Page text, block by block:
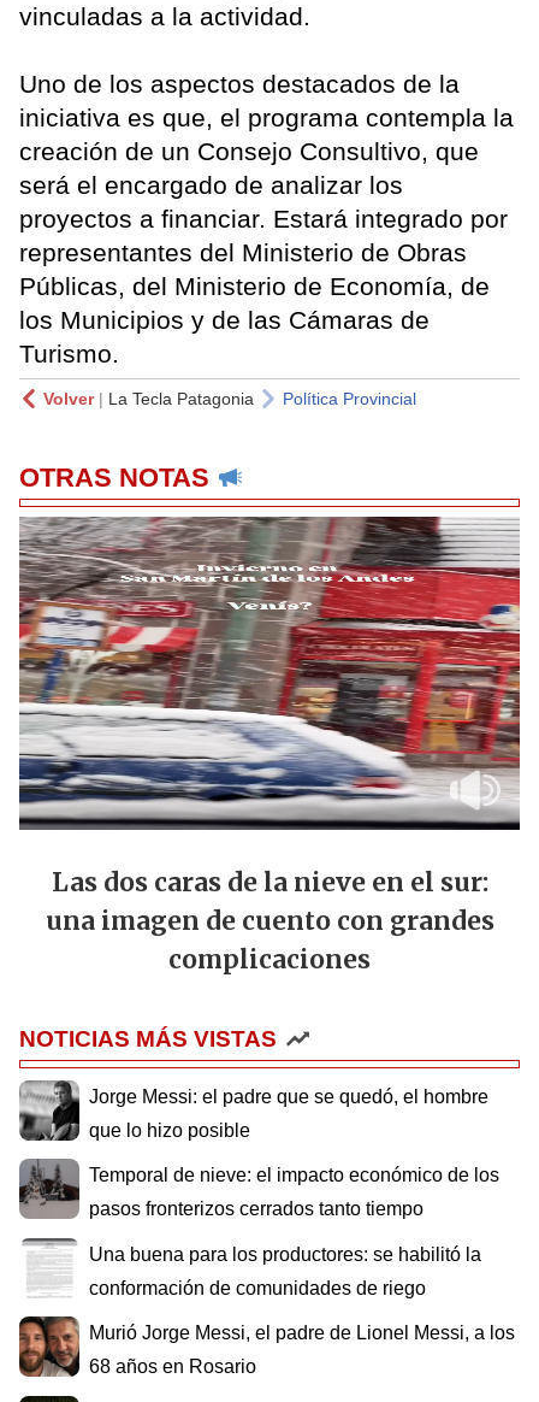
vinculadas a la actividad.
Uno de los aspectos destacados de la
iniciativa es que, el programa contempla la
creación de un Consejo Consultivo, que
será el encargado de analizar los
proyectos a financiar. Estará integrado por
representantes del Ministerio de Obras
Públicas, del Ministerio de Economía, de
los Municipios y de las Cámaras de
Turismo.
Volver| La Tecla Patagonia Política Provincial
OTRAS NOTAS
Las dos caras de la nieve en el sur:
una imagen de cuento con grandes
complicaciones
NOTICIAS MÁS VISTAS
Jorge Messi: el padre que se quedó, el hombre
que lo hizo posible
Temporal de nieve: el impacto económico de los
pasos fronterizos cerrados tanto tiempo
Una buena para los productores: se habilitó la
conformación de comunidades de riego
Murió Jorge Messi, el padre de Lionel Messi, a los
68 años en Rosario